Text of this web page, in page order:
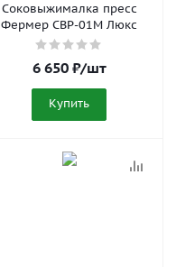
Соковыжималка пресс
Фермер СВР-01М Люкс
6 650₽/шт
Купить